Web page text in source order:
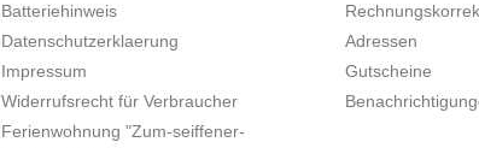
Batteriehinweis
Datenschutzerklaerung
Impressum
Widerrufsrecht für Verbraucher
Ferienwohnung "Zum-seiffener-
Adressen
Gutscheine